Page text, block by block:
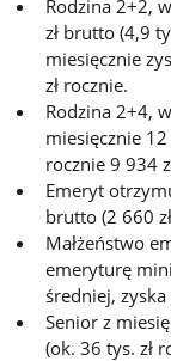
Rodzina 2+2,
zł brutto (4,9
miesięcznie
zł rocznie.
Rodzina 2+4,
miesięcznie
rocznie 9 934
Emeryt
brutto (2 660
Małżeństwo
emeryturę
średniej, zyska
Senior z
(ok. 36 tys. zł